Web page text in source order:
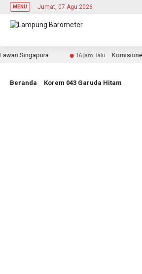
MENU Jumat, 07 Agu 2026
Singapura 16 jam lalu Komisioner KI
Beranda Korem 043 Garuda Hitam